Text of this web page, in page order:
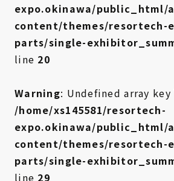
expo.okinawa/public_html/
content/themes/resortech-
parts/single-
line 20
Warning: Undefined array
/home/xs145581/resortech-
expo.okinawa/public_html/
content/themes/resortech-
parts/single-
line 29